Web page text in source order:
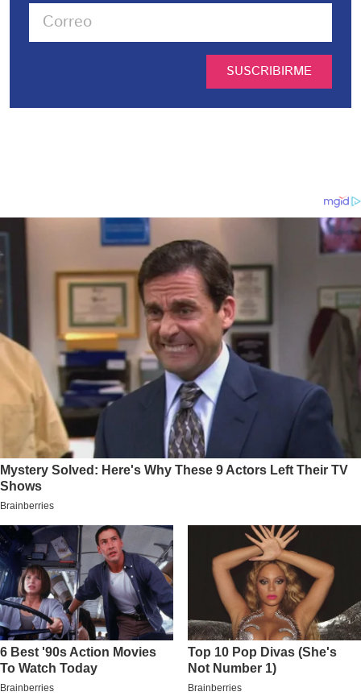
SUSCRIBIRME